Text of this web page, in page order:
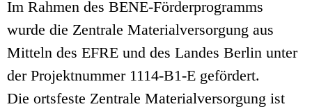
Im Rahmen des BENE-Förderprogramms
wurde die Zentrale Materialversorgung aus
Mitteln des EFRE und des Landes Berlin unter
der Projektnummer 1114-B1-E gefördert.
Die ortsfeste Zentrale Materialversorgung ist